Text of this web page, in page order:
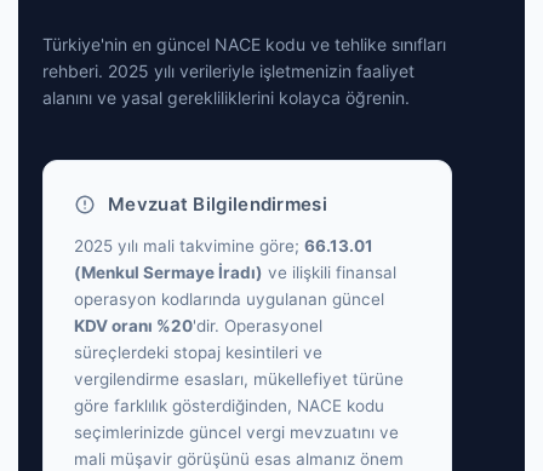
Türkiye'nin en güncel NACE kodu ve tehlike sınıfları
rehberi. 2025 yılı verileriyle işletmenizin faaliyet
alanını ve yasal gerekliliklerini kolayca öğrenin.
Mevzuat Bilgilendirmesi
2025 yılı mali takvimine göre; 66.13.01
(Menkul Sermaye İradı) ve ilişkili finansal
operasyon kodlarında uygulanan güncel
KDV oranı %20'dir. Operasyonel
süreçlerdeki stopaj kesintileri ve
vergilendirme esasları, mükellefiyet türüne
göre farklılık gösterdiğinden, NACE kodu
seçimlerinizde güncel vergi mevzuatını ve
mali müşavir görüşünü esas almanız önem